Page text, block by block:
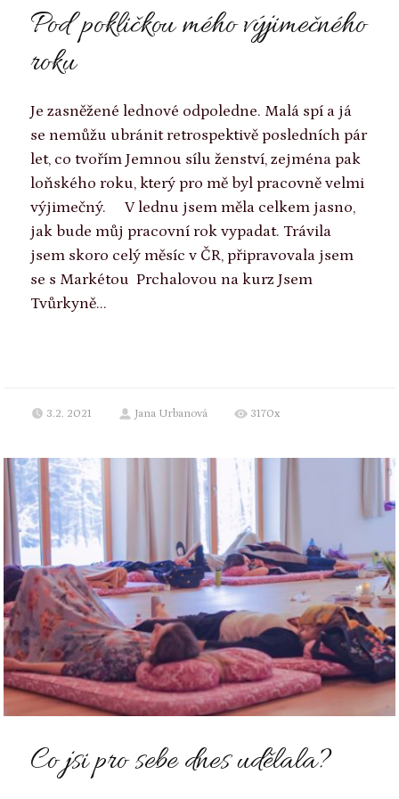
Pod pokličkou mého výjimečného
roku
Je zasněžené lednové odpoledne. Malá spí a já
se nemůžu ubránit retrospektivě posledních pár
let, co tvořím Jemnou sílu ženství, zejména pak
loňského roku, který pro mě byl pracovně velmi
výjimečný. ⠀ V lednu jsem měla celkem jasno,
jak bude můj pracovní rok vypadat. Trávila
jsem skoro celý měsíc v ČR, připravovala jsem
se s Markétou Prchalovou na kurz Jsem
Tvůrkyně...
3.2. 2021 Jana Urbanová 3170x
Co jsi pro sebe dnes udělala?